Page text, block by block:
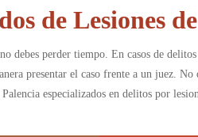
de Lesiones
debes perder tiempo. En casos de
presentar el caso frente a un juez.
especializados en delitos por